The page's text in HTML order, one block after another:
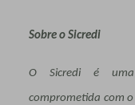
Sobre o Sicredi
O Sicredi é uma
comprometida com o